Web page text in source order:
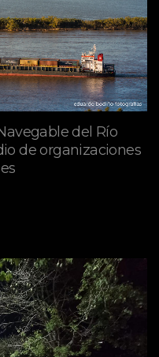
del Río
de organizaciones